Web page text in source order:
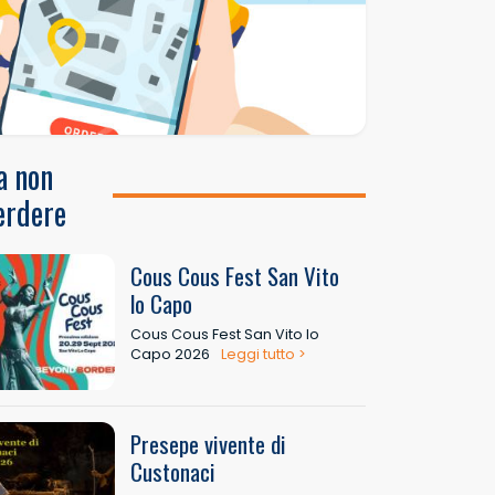
non
Cous Cous Fest San Vito
lo Capo
Cous Cous Fest San Vito lo
Capo 2026
Leggi tutto >
Presepe vivente di
Custonaci